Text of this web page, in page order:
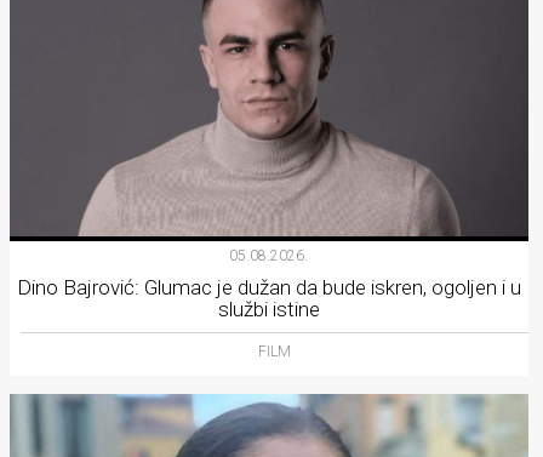
05.08.2026.
Dino Bajrović: Glumac je dužan da bude iskren, ogoljen i u
službi istine
FILM